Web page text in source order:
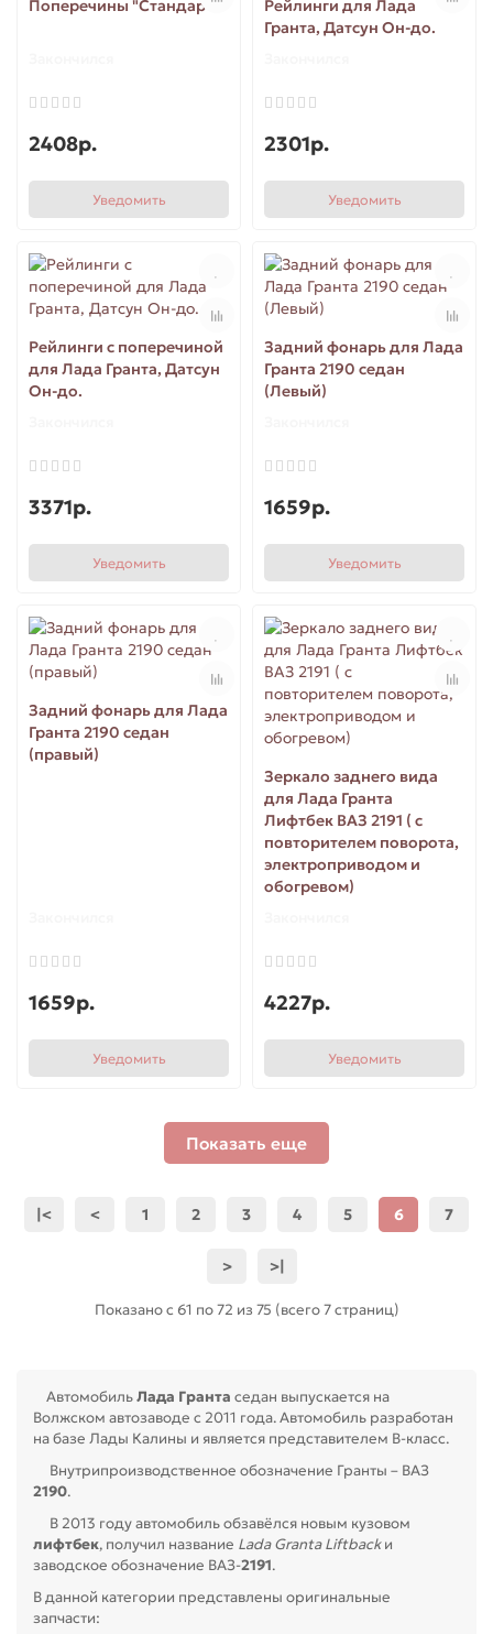
Поперечины "Стандарт"
2408р.
Уведомить
Рейлинги для Лада
Гранта, Датсун Он-до.
2301р.
Уведомить
Рейлинги с поперечиной
для Лада Гранта, Датсун
Он-до.
3371р.
Уведомить
Задний фонарь для Лада
Гранта 2190 седан
(Левый)
1659р.
Уведомить
Задний фонарь для Лада
Гранта 2190 седан
(правый)
1659р.
Уведомить
Зеркало заднего вида
для Лада Гранта
Лифтбек ВАЗ 2191 ( с
повторителем поворота,
электроприводом и
обогревом)
4227р.
Уведомить
Показать еще
|< < 1 2 3 4 5 6 7
> >|
Показано с 61 по 72 из 75 (всего 7 страниц)
АвтомобильЛада Гранта седан выпускается на
Волжском автозаводе с 2011 года. Автомобиль разработан
на базе Лады Калины и является представителем B-класс.
Внутрипроизводственное обозначение Гранты – ВАЗ
2190.
В 2013 году автомобиль обзавёлся новым кузовом
лифтбек, получил название Lada Granta Liftbackи
заводское обозначение ВАЗ-2191.
В данной категории представлены оригинальные
запчасти: